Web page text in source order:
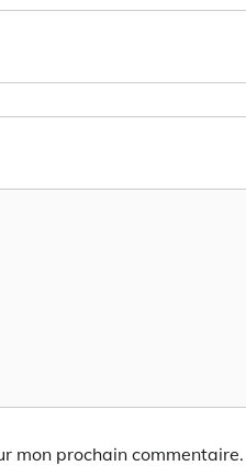
mon prochain commentaire.